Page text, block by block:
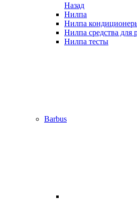
Назад
Нилпа
Нилпа
Нилпа средства для
Нилпа тесты
Barbus